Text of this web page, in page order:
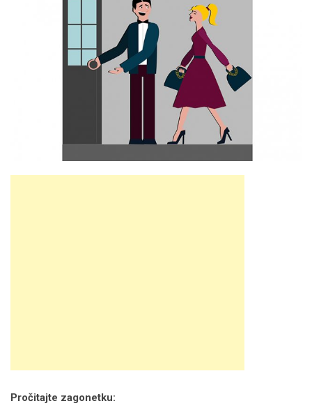
Pročitajte zagonetku: